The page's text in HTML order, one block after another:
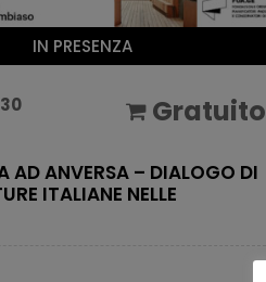
IN PRESENZA
Gratuito
AD ANVERSA – DIALOGO DI
ITALIANE NELLE